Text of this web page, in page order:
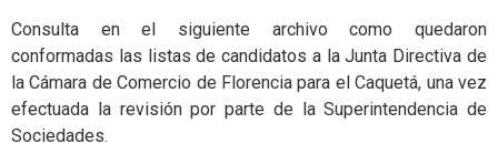
Consulta en el siguiente archivo como quedaron
conformadas las listas de candidatos a la Junta Directiva de
la Cámara de Comercio de Florencia para el Caquetá, una vez
efectuada la revisión por parte de la Superintendencia de
Sociedades.